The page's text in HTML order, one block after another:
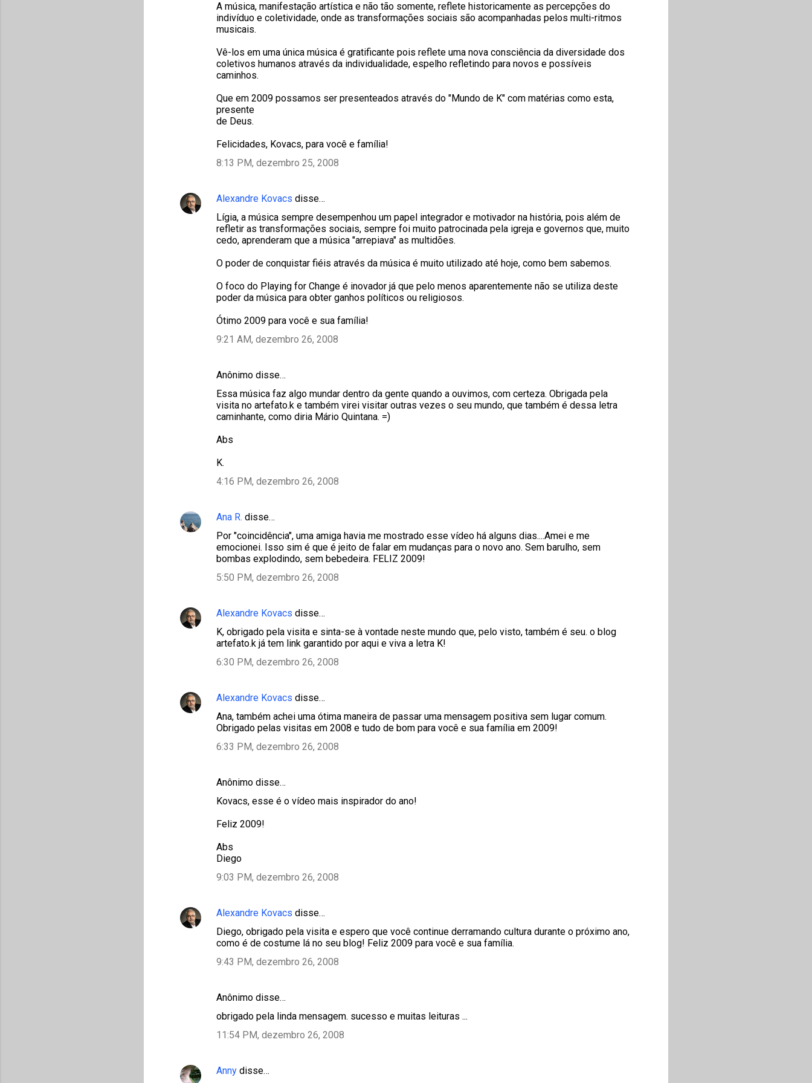
A música, manifestação artística e não tão somente, reflete historicamente as percepções do
indivíduo e coletividade, onde as transformações sociais são acompanhadas pelos multi-ritmos
musicais.
Vê-los em uma única música é gratificante pois reflete uma nova consciência da diversidade dos
coletivos humanos através da individualidade, espelho refletindo para novos e possíveis
caminhos.
Que em 2009 possamos ser presenteados através do "Mundo de K" com matérias como esta,
presente
de Deus.
Felicidades, Kovacs, para você e família!
8:13 PM, dezembro 25, 2008
Alexandre Kovacs disse…
Lígia, a música sempre desempenhou um papel integrador e motivador na história, pois além de
refletir as transformações sociais, sempre foi muito patrocinada pela igreja e governos que, muito
cedo, aprenderam que a música "arrepiava" as multidões.
O poder de conquistar fiéis através da música é muito utilizado até hoje, como bem sabemos.
O foco do Playing for Change é inovador já que pelo menos aparentemente não se utiliza deste
poder da música para obter ganhos políticos ou religiosos.
Ótimo 2009 para você e sua família!
9:21 AM, dezembro 26, 2008
Anônimo disse…
Essa música faz algo mundar dentro da gente quando a ouvimos, com certeza. Obrigada pela
visita no artefato.k e também virei visitar outras vezes o seu mundo, que também é dessa letra
caminhante, como diria Mário Quintana. =)
Abs
K.
4:16 PM, dezembro 26, 2008
Ana R. disse…
Por "coincidência", uma amiga havia me mostrado esse vídeo há alguns dias....Amei e me
emocionei. Isso sim é que é jeito de falar em mudanças para o novo ano. Sem barulho, sem
bombas explodindo, sem bebedeira. FELIZ 2009!
5:50 PM, dezembro 26, 2008
Alexandre Kovacs disse…
K, obrigado pela visita e sinta-se à vontade neste mundo que, pelo visto, também é seu. o blog
artefato.k já tem link garantido por aqui e viva a letra K!
6:30 PM, dezembro 26, 2008
Alexandre Kovacs disse…
Ana, também achei uma ótima maneira de passar uma mensagem positiva sem lugar comum.
Obrigado pelas visitas em 2008 e tudo de bom para você e sua família em 2009!
6:33 PM, dezembro 26, 2008
Anônimo disse…
Kovacs, esse é o vídeo mais inspirador do ano!
Feliz 2009!
Abs
Diego
9:03 PM, dezembro 26, 2008
Alexandre Kovacs disse…
Diego, obrigado pela visita e espero que você continue derramando cultura durante o próximo ano,
como é de costume lá no seu blog! Feliz 2009 para você e sua família.
9:43 PM, dezembro 26, 2008
Anônimo disse…
obrigado pela linda mensagem. sucesso e muitas leituras ...
11:54 PM, dezembro 26, 2008
Anny disse…